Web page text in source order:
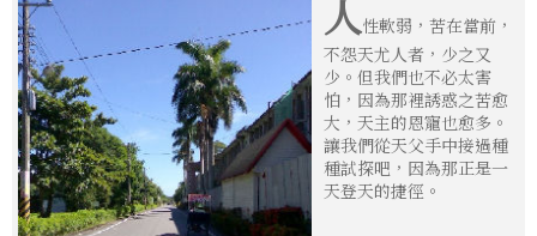
人性軟弱，苦在當前，
不怨天尤人者，少之又
少。但我們也不必太害
怕，因為那裡誘惑之苦愈
大，天主的恩寵也愈多。
讓我們從天父手中接過種
種試探吧，因為那正是一
天登天的捷徑。